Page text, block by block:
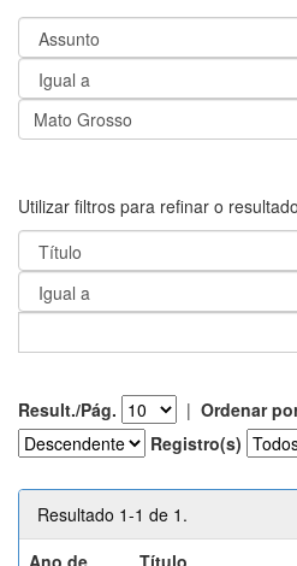
Utilizar filtros para refinar o
Result./Pág. | Ordenar
Registro(s)
Resultado 1-1 de 1.
Ano de
Título